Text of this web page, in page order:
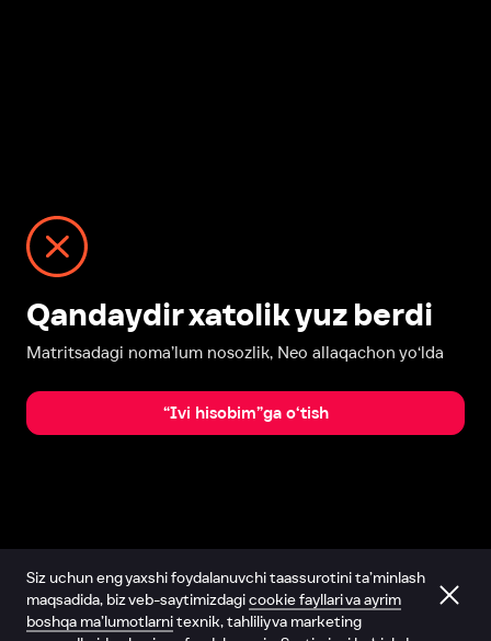
Qandaydir xatolik yuz berdi
Matritsadagi noma’lum nosozlik, Neo allaqachon yo‘lda
“Ivi hisobim”ga o‘tish
Siz uchun eng yaxshi foydalanuvchi taassurotini ta’minlash
maqsadida, biz veb-saytimizdagicookie fayllari va ayrim
boshqa ma’lumotlarnitexnik, tahliliy va marketing